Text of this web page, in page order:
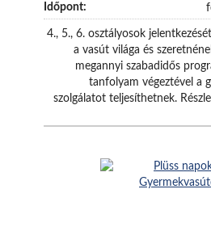
4., 5., 6. osztályosok
a vasút világa és
megannyi szabadidős
tanfolyam végeztével a
szolgálatot teljesíthetnek.